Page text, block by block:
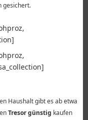
gesichert.
Haushalt gibt es ab etwa
Tresor günstig kaufen